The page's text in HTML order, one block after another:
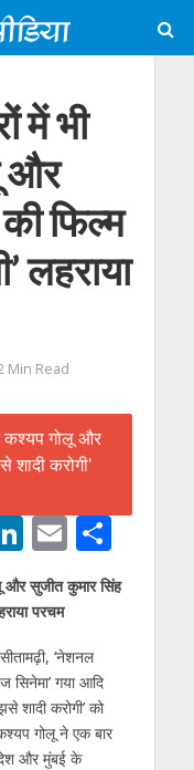
में भी
और
फिल्म
लहराया
Min Read
Li
n
k
e
dI
n
E
m
ai
S
h
ar
और सुजीत कुमार सिंह
परचम
‘नेशनल
सिनेमा’ गया आदि
शादी करोगी’ को
गोलू ने एक बार
और मुंबई के